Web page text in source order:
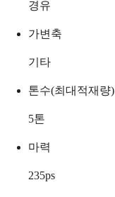
경유
가변축
기타
톤수(최대적재량)
5톤
마력
235ps